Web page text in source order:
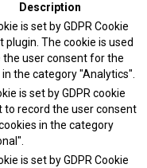
Description
is set by GDPR Cookie
plugin. The cookie is used
the user consent for the
the category "Analytics".
is set by GDPR cookie
to record the user consent
in the category
is set by GDPR Cookie